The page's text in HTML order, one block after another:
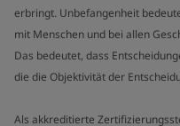
erbringt. Unbefangenheit
mit Menschen und bei allen
Das bedeutet, dass
die die Objektivität der
Als akkreditierte